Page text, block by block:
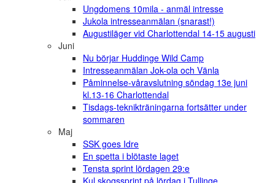
Ungdomens 10mila - anmäl intresse
Jukola intresseanmälan (snarast!)
Augustiläger vid Charlottendal 14-15 augusti
Juni
Nu börjar Huddinge Wild Camp
Intresseanmälan Jok-ola och Vänla
Påminnelse-våravslutning söndag 13e juni
kl.13-16 Charlottendal
Tisdags-teknikträningarna fortsätter under
sommaren
Maj
SSK goes Idre
En spetta i blötaste laget
Tensta sprint lördagen 29:e